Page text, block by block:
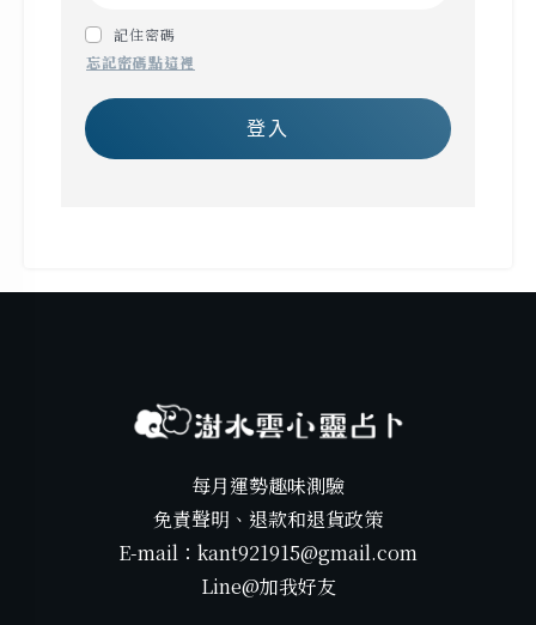
記住密碼
忘記密碼點這裡
登入
每月運勢趣味測驗
免責聲明、退款和退貨政策
E-mail：kant921915@gmail.com
Line@加我好友